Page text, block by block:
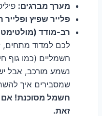
מערך מברגים:
פלייר שפיץ ופלייר
רב-מודד
לכם למדוד מתחים,
חשמליים (כמו גוף
נשמע מורכב, אבל
שמסבירים איך
חשמל מסוכנת!
זאת.